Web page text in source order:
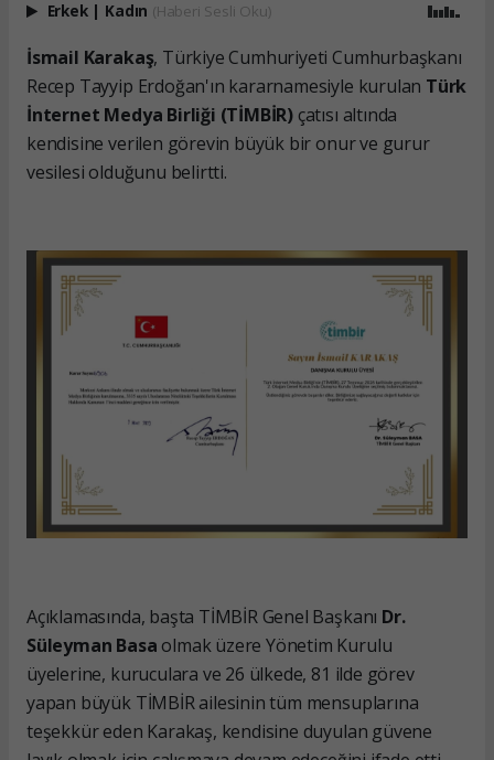
Erkek | Kadın (Haberi Sesli Oku)
İsmail Karakaş, Türkiye Cumhuriyeti Cumhurbaşkanı
Recep Tayyip Erdoğan'ın kararnamesiyle kurulan Türk
İnternet Medya Birliği (TİMBİR) çatısı altında
kendisine verilen görevin büyük bir onur ve gurur
vesilesi olduğunu belirtti.
Açıklamasında, başta TİMBİR Genel Başkanı Dr.
Süleyman Basa olmak üzere Yönetim Kurulu
üyelerine, kuruculara ve 26 ülkede, 81 ilde görev
yapan büyük TİMBİR ailesinin tüm mensuplarına
teşekkür eden Karakaş, kendisine duyulan güvene